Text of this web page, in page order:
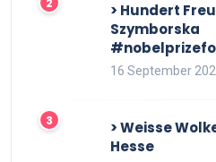
> Hundert
Szymborska
16 September
> Weisse
Hesse